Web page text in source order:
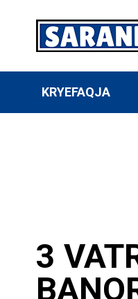
KRYEFAQJA
3